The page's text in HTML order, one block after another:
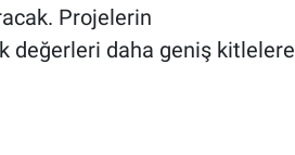
Projelerin
değerleri daha geniş kitlelere